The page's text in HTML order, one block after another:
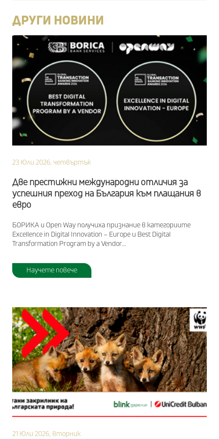
ДРУГИ НОВИНИ
23 Юли 2026, четвъртък
Две престижни международни отличия за
успешния преход на България към плащания в
евро
БОРИКА и Ореn Way получиха признание в категориите
Excellence in Digital Innovation – Europe и Best Digital
Transformation Program by a Vendor...
Научете повече
21 Юли 2026, вторник